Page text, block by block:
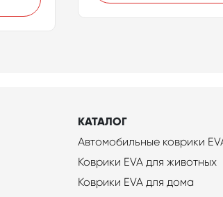
КАТАЛОГ
Автомобильные коврики
Коврики EVA для животных
Коврики EVA для дома